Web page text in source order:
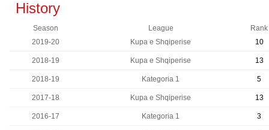
History
Season League
Rank
2019-20
Kupa e Shqiperise 10
2018-19 Kupa e Shqiperise 13
2018-19 Kategoria 1 5
2017-18 Kupa e Shqiperise 13
2016-17 Kategoria 1 3